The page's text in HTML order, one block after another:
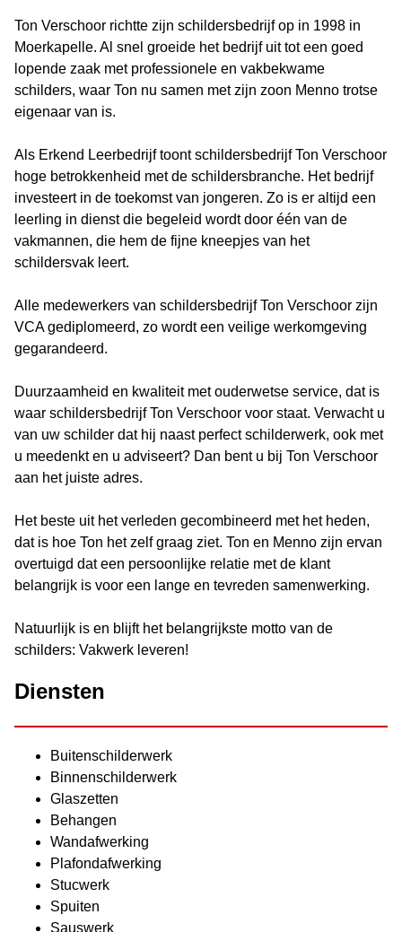
Ton Verschoor richtte zijn schildersbedrijf op in 1998 in
Moerkapelle. Al snel groeide het bedrijf uit tot een goed
lopende zaak met professionele en vakbekwame
schilders, waar Ton nu samen met zijn zoon Menno trotse
eigenaar van is.
Als Erkend Leerbedrijf toont schildersbedrijf Ton Verschoor
hoge betrokkenheid met de schildersbranche. Het bedrijf
investeert in de toekomst van jongeren. Zo is er altijd een
leerling in dienst die begeleid wordt door één van de
vakmannen, die hem de fijne kneepjes van het
schildersvak leert.
Alle medewerkers van schildersbedrijf Ton Verschoor zijn
VCA gediplomeerd, zo wordt een veilige werkomgeving
gegarandeerd.
Duurzaamheid en kwaliteit met ouderwetse service, dat is
waar schildersbedrijf Ton Verschoor voor staat. Verwacht u
van uw schilder dat hij naast perfect schilderwerk, ook met
u meedenkt en u adviseert? Dan bent u bij Ton Verschoor
aan het juiste adres.
Het beste uit het verleden gecombineerd met het heden,
dat is hoe Ton het zelf graag ziet. Ton en Menno zijn ervan
overtuigd dat een persoonlijke relatie met de klant
belangrijk is voor een lange en tevreden samenwerking.
Natuurlijk is en blijft het belangrijkste motto van de
schilders: Vakwerk leveren!
Diensten
Buitenschilderwerk
Binnenschilderwerk
Glaszetten
Behangen
Wandafwerking
Plafondafwerking
Stucwerk
Spuiten
Sauswerk